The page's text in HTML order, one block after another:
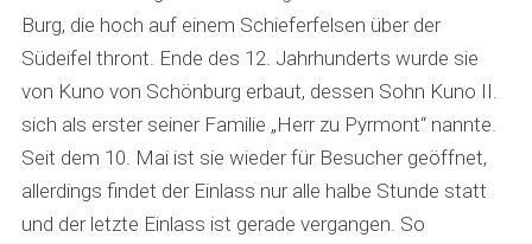
Burg, die hoch auf einem Schieferfelsen über der
Südeifel thront. Ende des 12. Jahrhunderts wurde sie
von Kuno von Schönburg erbaut, dessen Sohn Kuno II.
sich als erster seiner Familie „Herr zu Pyrmont“ nannte.
Seit dem 10. Mai ist sie wieder für Besucher geöffnet,
allerdings findet der Einlass nur alle halbe Stunde statt
und der letzte Einlass ist gerade vergangen. So